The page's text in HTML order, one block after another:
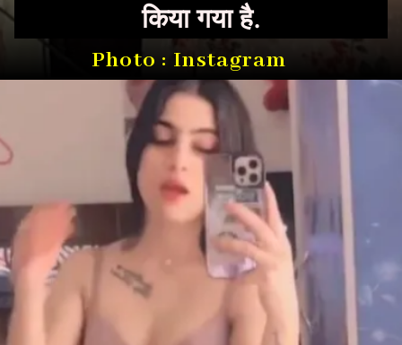
किया गया है.
Photo : Instagram